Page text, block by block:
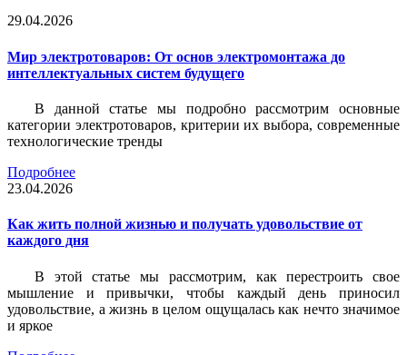
29.04.2026
Мир электротоваров: От основ электромонтажа до
интеллектуальных систем будущего
В данной статье мы подробно рассмотрим основные
категории электротоваров, критерии их выбора, современные
технологические тренды
Подробнее
23.04.2026
Как жить полной жизнью и получать удовольствие от
каждого дня
В этой статье мы рассмотрим, как перестроить свое
мышление и привычки, чтобы каждый день приносил
удовольствие, а жизнь в целом ощущалась как нечто значимое
и яркое